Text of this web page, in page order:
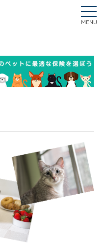
MENU